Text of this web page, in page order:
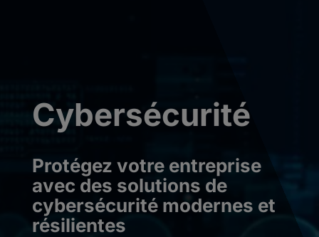
Cybersécurité
Protégez votre entreprise
avec des solutions de
cybersécurité modernes et
résilientes